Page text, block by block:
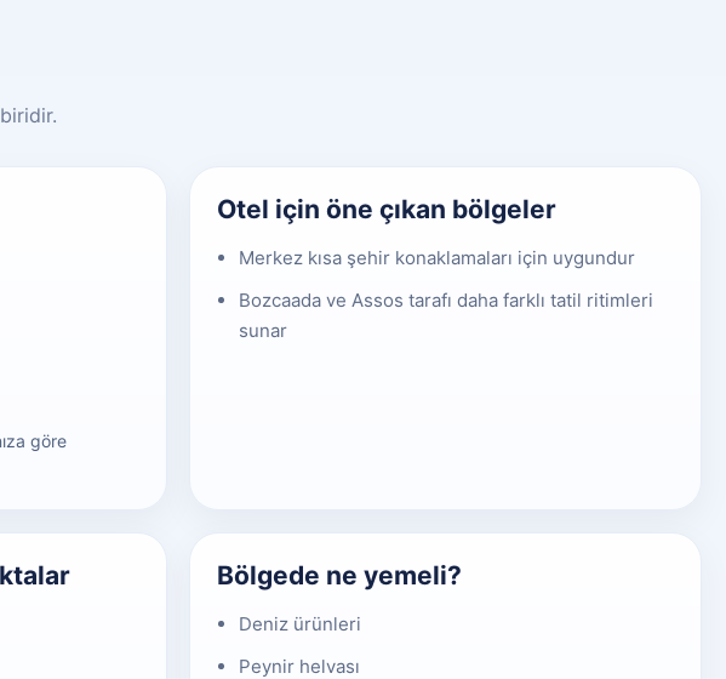
göre
Otel için öne çıkan bölgeler
Merkez kısa şehir konaklamaları için uygundur
Bozcaada ve Assos tarafı daha farklı tatil ritimleri
sunar
Bölgede ne yemeli?
Deniz ürünleri
Peynir helvası